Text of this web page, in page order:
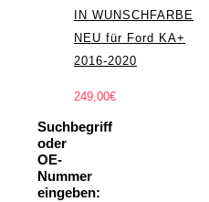
IN WUNSCHFARBE
NEU für Ford KA+
2016-2020
249,00€
Suchbegriff
oder
OE-
Nummer
eingeben: